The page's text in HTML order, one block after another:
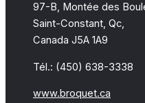
97-B, Montée des
Saint-Constant, Qc,
Canada J5A 1A9
Tél.: (450) 638-3338
www.broquet.ca